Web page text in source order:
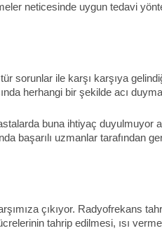
neticesinde uygun tedavi
sorunlar ile karşı karşıya
herhangi bir şekilde acı
buna ihtiyaç duyulmuyor
başarılı uzmanlar tarafından
çıkıyor. Radyofrekans
tahrip edilmesi, ısı